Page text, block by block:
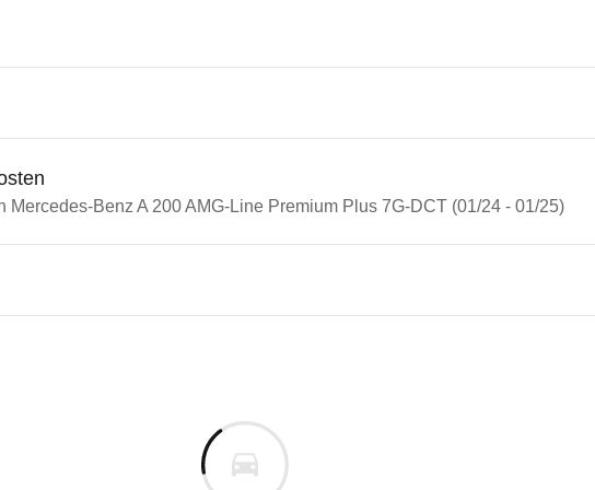
Mercedes-Benz A 200 AMG-Line Premium Plus 7G-DCT (01/24 - 01/25)
Baureihengeneration wie das ausgewählte Fahrzeug.